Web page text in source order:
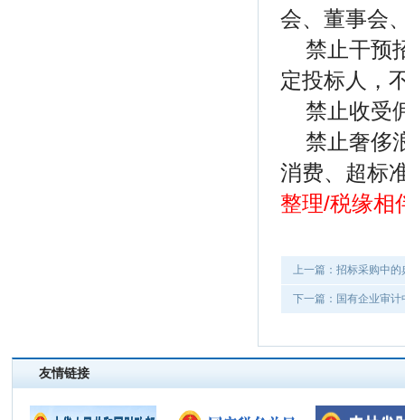
会、董事会
禁止干预
定投标人，
禁止收受
禁止奢侈
消费、超标
整理/税缘相
上一篇：招标采购中
下一篇：国有企业审计
友情链接